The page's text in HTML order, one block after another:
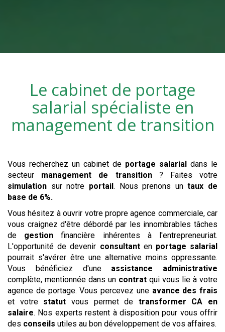
Le cabinet de portage
salarial spécialiste en
management de transition
Vous recherchez un cabinet de portage salarial dans le
secteur management de transition? Faites votre
simulation sur notre portail . Nous prenons untaux de
base de 6%.
Vous hésitez à ouvrir votre propre agence commerciale, car
vous craignez d'être débordé par les innombrables tâches
de gestion financière inhérentes à l'entrepreneuriat.
L'opportunité de devenir consultanten portage salarial
pourrait s'avérer être une alternative moins oppressante.
Vous bénéficiez d'une assistance administrative
complète, mentionnée dans un contrat qui vous lie à votre
agence de portage. Vous percevez une avance des frais
et votre statut vous permet de transformer CA en
salaire. Nos experts restent à disposition pour vous offrir
des conseils utiles au bon développement de vos affaires.